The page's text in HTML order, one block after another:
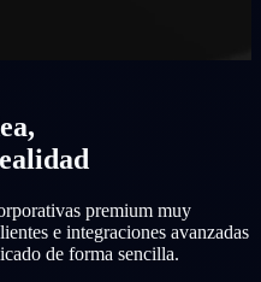
premium muy
e integraciones avanzadas
de forma sencilla.